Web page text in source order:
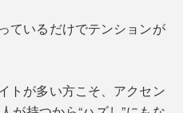
は、こちらのデザインがお
ているだけでテンションが
トが多い方こそ、アクセン